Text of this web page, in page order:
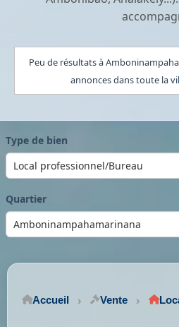
Peu de résultats à
annonces dans toute la
Type de bien
Quartier
Accueil Vente